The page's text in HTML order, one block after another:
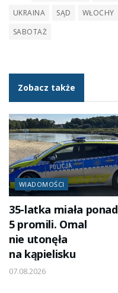
UKRAINA
SĄD WŁOCHY
SABOTAŻ
Zobacz także
WIADOMOŚCI
35-latka miała ponad
5 promili. Omal
nie utonęła
na kąpielisku
07.08.2026